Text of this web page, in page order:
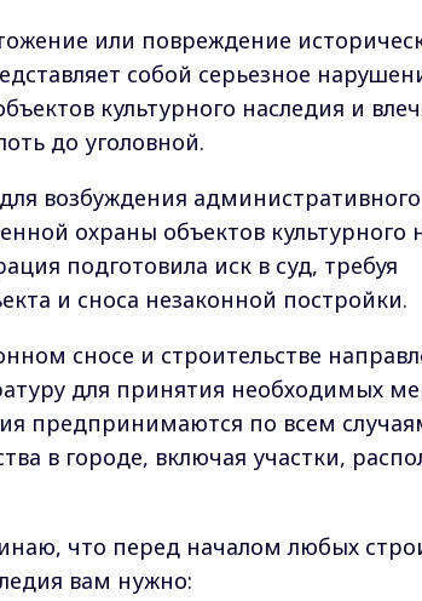
или повреждение
собой серьезное
культурного наследия и
до уголовной.
возбуждения
охраны объектов культурного
подготовила иск в суд, требуя
и сноса незаконной постройки.
сносе и строительстве
для принятия необходимых
предпринимаются по всем
в городе, включая участки,
что перед началом любых
вам нужно: